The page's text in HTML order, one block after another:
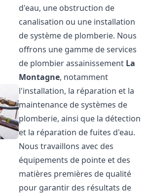
d'eau, une obstruction de
canalisation ou une installation
de système de plomberie. Nous
offrons une gamme de services
de plombier assainissement La
Montagne, notamment
l'installation, la réparation et la
maintenance de systèmes de
plomberie, ainsi que la détection
et la réparation de fuites d'eau.
Nous travaillons avec des
équipements de pointe et des
matières premières de qualité
pour garantir des résultats de